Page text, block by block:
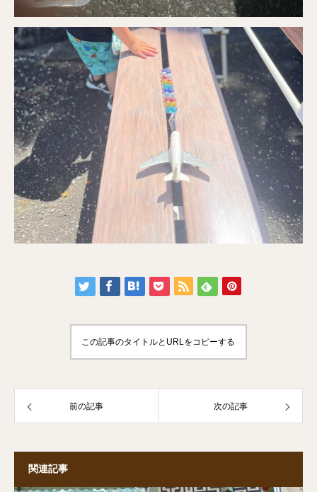
この記事のタイトルとURLをコピーする
前の記事 次の記事
関連記事